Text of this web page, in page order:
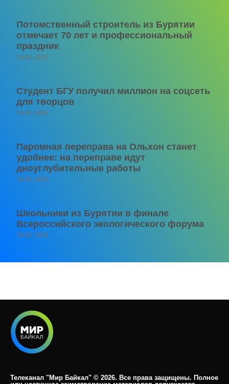
Потомственный строитель из Бурятии
отмечает 70 лет и профессиональный
праздник
06.08.2026
Студент БГУ получил миллион на соцсеть
для творцов
06.08.2026
Паромная переправа на Ольхон станет
удобнее: на переправе идут
дноуглубительные работы
06.08.2026
Школьники из Бурятии в финале
Всероссийского экологического форума
06.08.2026
Телеканал "Мир Байкал" © 2026. Все права защищены. Полное